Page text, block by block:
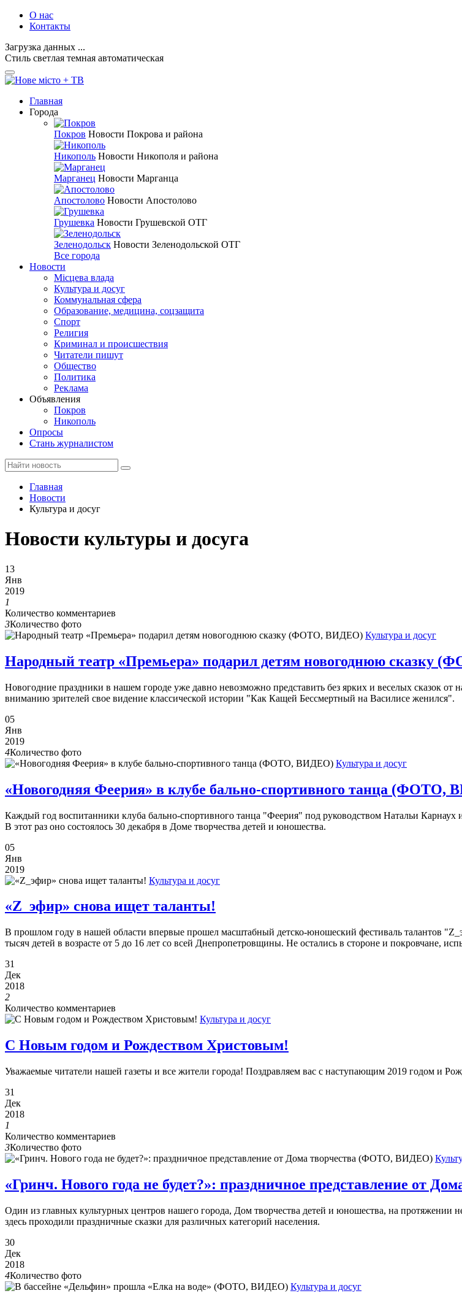
О нас
Контакты
Загрузка данных ...
Стиль светлая темная автоматическая
Главная
Города
Покров Новости Покрова и района
Никополь Новости Никополя и района
Марганец Новости Марганца
Апостолово Новости Апостолово
Грушевка Новости Грушевской ОТГ
Зеленодольск Новости Зеленодольской ОТГ
Все города
Новости
Місцева влада
Культура и досуг
Коммунальная сфера
Образование, медицина, соцзащита
Спорт
Религия
Криминал и происшествия
Читатели пишут
Общество
Политика
Реклама
Объявления
Покров
Никополь
Опросы
Стань журналистом
Главная
Новости
Культура и досуг
Новости культуры и досуга
13
Янв
2019
1
Количество комментариев
3Количество фото
Культура и досуг
Народный театр «Премьера» подарил детям новогоднюю сказку
Новогодние праздники в нашем городе уже давно невозможно представить без ярких и веселых сказок от
вниманию зрителей свое видение классической истории "Как Кащей Бессмертный на Василисе женился".
05
Янв
2019
4Количество фото
Культура и досуг
«Новогодняя Феерия» в клубе бально-спортивного танца (ФОТО,
Каждый год воспитанники клуба бально-спортивного танца "Феерия" под руководством Натальи
В этот раз оно состоялось 30 декабря в Доме творчества детей и юношества.
05
Янв
2019
Культура и досуг
«Z_эфир» снова ищет таланты!
В прошлом году в нашей области впервые прошел масштабный детско-юношеский фестиваль талантов
тысяч детей в возрасте от 5 до 16 лет со всей Днепропетровщины. Не остались в стороне и покровчане,
31
Дек
2018
2
Количество комментариев
Культура и досуг
С Новым годом и Рождеством Христовым!
Уважаемые читатели нашей газеты и все жители города! Поздравляем вас с наступающим 2019 годом и
31
Дек
2018
1
Количество комментариев
3Количество фото
«Гринч. Нового года не будет?»: праздничное представление от
Один из главных культурных центров нашего города, Дом творчества детей и юношества, на протяжении
здесь проходили праздничные сказки для различных категорий населения.
30
Дек
2018
4Количество фото
Культура и досуг